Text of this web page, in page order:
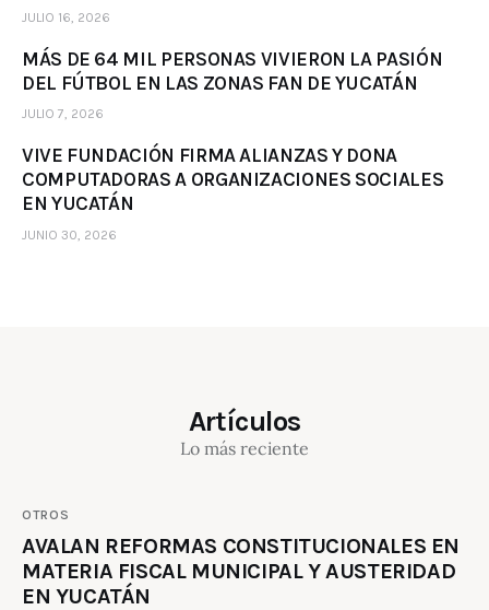
JULIO 16, 2026
MÁS DE 64 MIL PERSONAS VIVIERON LA PASIÓN
DEL FÚTBOL EN LAS ZONAS FAN DE YUCATÁN
JULIO 7, 2026
VIVE FUNDACIÓN FIRMA ALIANZAS Y DONA
COMPUTADORAS A ORGANIZACIONES SOCIALES
EN YUCATÁN
JUNIO 30, 2026
Artículos
Lo más reciente
OTROS
AVALAN REFORMAS CONSTITUCIONALES EN
MATERIA FISCAL MUNICIPAL Y AUSTERIDAD
EN YUCATÁN